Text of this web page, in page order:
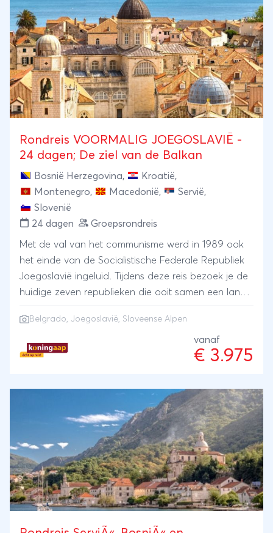
Albanië achter ons hebben gelaten, verblijven we 5
dagen op het Griekse vakantie-eiland Corfu. Wat
houdt u nog tegen?
Rondreis VOORMALIG JOEGOSLAVIË -
24 dagen; De ziel van de Balkan
Bosnië Herzegovina, Kroatië,
Montenegro, Macedonië, Servië,
Slovenië
24 dagen
Groepsrondreis
Met de val van het communisme werd in 1989 ook
het einde van de Socialistische Federale Republiek
Joegoslavië ingeluid. Tijdens deze reis bezoek je de
huidige zeven republieken die ooit samen een land
beschavingen die ooit over dit deel van de Balkan
heersten, het meer recente communistische verleden,
de indrukwekkende natuur, maar ook de Balkan
Adriatische kust naar de jongste republiek van
Europa, Kosovo en uiteindelijk naar het voormalig
centrum van de macht in Joegoslavië, Belgrado. De
landen van het voormalig Joegoslavië vormen
samen het bewijs dat je niet ver hoeft te reizen om
een grote verscheidenheid aan volkeren,
geschiedenis en natuur te treffen.
Belgrado, Joegoslavië, Sloveense Alpen
vanaf
€ 3.975